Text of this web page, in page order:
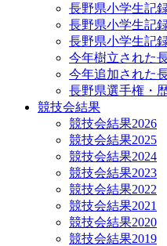
長野県小学生記
長野県小学生記
長野県小学生記
今年樹立された
今年追加された
長野県選手権・
競技会結果
競技会結果2026
競技会結果2025
競技会結果2024
競技会結果2023
競技会結果2022
競技会結果2021
競技会結果2020
競技会結果2019